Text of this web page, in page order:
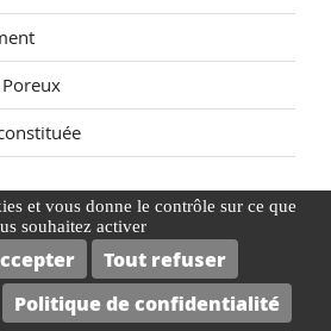
et vous donne le contrôle sur ce que
souhaitez activer
Tout refuser
Politique de confidentialité
tomette
est salissant ?